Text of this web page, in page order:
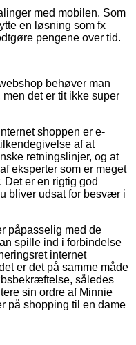
med mobilen. Som
en løsning som fx
pengene over tid.
behøver man
det er tit ikke super
shoppen er e-
af at
retningslinjer, og at
eksperter som er meget
er en rigtig god
bliver udsat for besvær i
påpasselig med de
spille ind i forbindelse
internet
er det på samme måde
således
sin ordre af Minnie
på shopping til en dame